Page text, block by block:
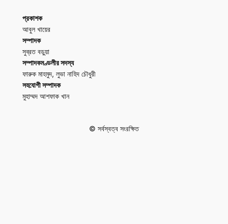
প্রকাশক
আবুল খায়ের
সম্পাদক
সুব্রত বড়ুয়া
সম্পাদকমণ্ডলীর সদস্য
ফারুক মাহমুদ, লুভা নাহিদ চৌধুরী
সহযোগী সম্পাদক
মুহাম্মদ আশফাক খান
© সর্বস্বত্ব সংরক্ষিত